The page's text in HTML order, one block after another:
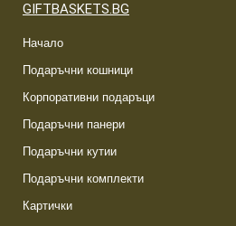
GIFTBASKETS.BG
Начало
Подаръчни кошници
Корпоративни подаръци
Подаръчни панери
Подаръчни кутии
Подаръчни комплекти
Картички